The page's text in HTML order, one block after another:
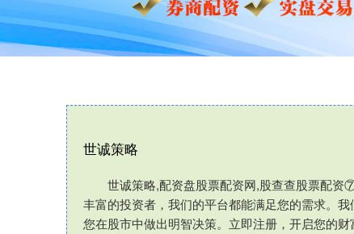
世诚策略
世诚策略,配资盘股票配资网,股查查股票配
丰富的投资者，我们的平台都能满足您的需求。
您在股市中做出明智决策。立即注册，开启您的财